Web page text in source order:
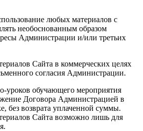
любых материалов с
необоснованным образом
Администрации и/или третьих
Сайта в коммерческих целях
согласия Администрации.
уроков обучающего мероприятия
Договора Администрацией в
без возврата уплаченной суммы.
Сайта возможно лишь для